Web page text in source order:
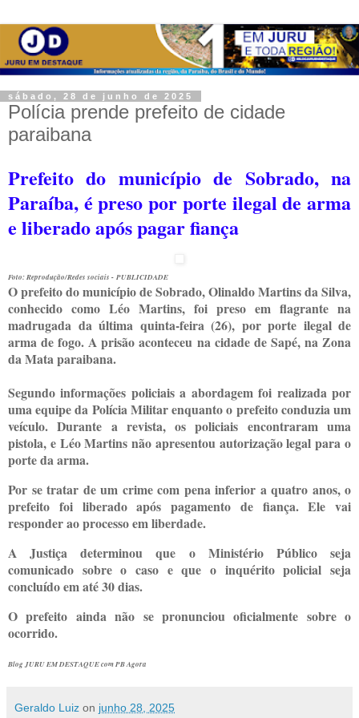
sábado, 28 de junho de 2025
Polícia prende prefeito de cidade
paraibana
Prefeito do município de Sobrado, na
Paraíba, é preso por porte ilegal de arma
e liberado após pagar fiança
Foto: Reprodução/Redes sociais - PUBLICIDADE
O prefeito do município de Sobrado, Olinaldo Martins da Silva,
conhecido como Léo Martins, foi preso em flagrante na
madrugada da última quinta-feira (26), por porte ilegal de
arma de fogo. A prisão aconteceu na cidade de Sapé, na Zona
da Mata paraibana.
Segundo informações policiais a abordagem foi realizada por
uma equipe da Polícia Militar enquanto o prefeito conduzia um
veículo. Durante a revista, os policiais encontraram uma
pistola, e Léo Martins não apresentou autorização legal para o
porte da arma.
Por se tratar de um crime com pena inferior a quatro anos, o
prefeito foi liberado após pagamento de fiança. Ele vai
responder ao processo em liberdade.
A Justiça determinou que o Ministério Público seja
comunicado sobre o caso e que o inquérito policial seja
concluído em até 30 dias.
O prefeito ainda não se pronunciou oficialmente sobre o
ocorrido.
Blog JURU EM DESTAQUE com PB Agora
Geraldo Luiz on junho 28, 2025